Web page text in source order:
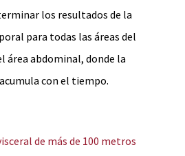
los resultados de la
para todas las áreas del
área abdominal, donde la
con el tiempo.
de más de 100 metros